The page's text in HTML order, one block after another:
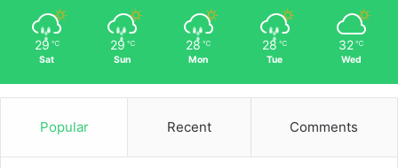
29 ℃
Sat
29 ℃
Sun
28 ℃
Mon
28 ℃
Tue
32 ℃
Wed
Popular Recent Comments